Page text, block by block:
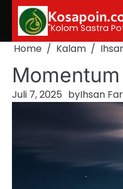
Skip
content
"Kolom Sastra
Home Kalam
Juli 7, 2025 byIhsan